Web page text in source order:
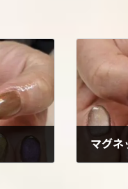
マグネ